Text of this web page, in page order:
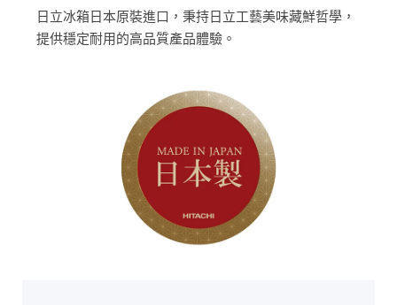
日立冰箱日本原裝進口，秉持日立工藝美味藏鮮哲學，
提供穩定耐用的高品質產品體驗。